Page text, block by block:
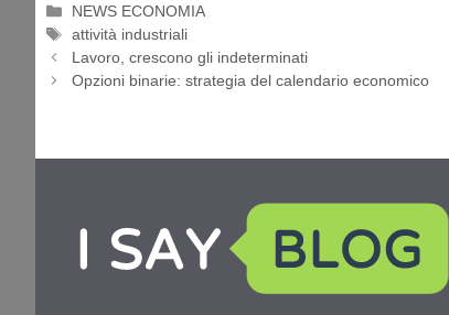
Categorie
NEWS ECONOMIA
Tag
attività industriali
Lavoro, crescono gli indeterminati
Opzioni binarie: strategia del calendario economico